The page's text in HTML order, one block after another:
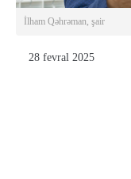
İlham Qəhrəman, şair
28 fevral 2025